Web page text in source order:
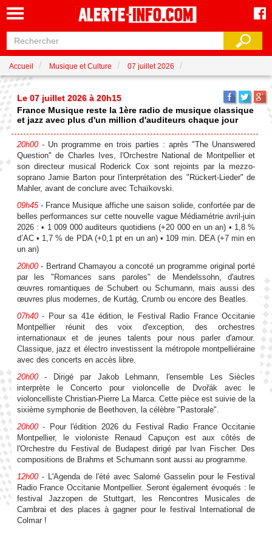
Accueil Musique et Culture 07 juillet 2026
Le 07 juillet 2026 à 20h15
France Musique reste la 1ère radio de musique classique
et jazz avec plus d'un million d'auditeurs chaque jour
20h00- Un programme en trois parties : après "The Unanswered
Question" de Charles Ives, l'Orchestre National de Montpellier et
son directeur musical Roderick Cox sont rejoints par la mezzo-
soprano Jamie Barton pour l'interprétation des "Rückert-Lieder" de
Mahler, avant de conclure avec Tchaïkovski.
09h45- France Musique affiche une saison solide, confortée par de
belles performances sur cette nouvelle vague Médiamétrie avril-juin
2026 : • 1 009 000 auditeurs quotidiens (+20 000 en un an) • 1,8 %
d’AC • 1,7 % de PDA (+0,1 pt en un an) • 109 min. DEA (+7 min en
un an)
20h00- Bertrand Chamayou a concoté un programme original porté
par les "Romances sans paroles" de Mendelssohn, d'autres
œuvres romantiques de Schubert ou Schumann, mais aussi des
œuvres plus modernes, de Kurtág, Crumb ou encore des Beatles.
07h40- Pour sa 41e édition, le Festival Radio France Occitanie
Montpellier réunit des voix d'exception, des orchestres
internationaux et de jeunes talents pour nous parler d'amour.
Classique, jazz et électro investissent la métropole montpelliéraine
avec des concerts en accès libre.
20h00- Dirigé par Jakob Lehmann, l'ensemble Les Siècles
interprète le Concerto pour violoncelle de Dvořák avec le
violoncelliste Christian-Pierre La Marca. Cette pièce est suivie de la
sixième symphonie de Beethoven, la célèbre "Pastorale".
20h00- Pour l'édition 2026 du Festival Radio France Occitanie
Montpellier, le violoniste Renaud Capuçon est aux côtés de
l'Orchestre du Festival de Budapest dirigé par Ivan Fischer. Des
compositions de Brahms et Schumann sont aussi au programme.
12h00- L'Agenda de l'été avec Salomé Gasselin pour le Festival
Radio France Occitanie Montpellier. Seront également évoqués : le
festival Jazzopen de Stuttgart, les Rencontres Musicales de
Cambrai et des places à gagner pour le festival International de
Colmar !